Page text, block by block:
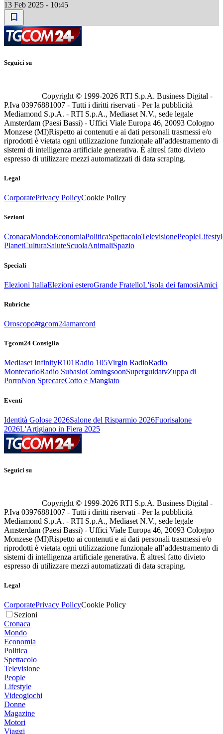
13 Feb 2025 - 10:45
Seguici su
Copyright © 1999-2026 RTI S.p.A. Business Digital -
P.Iva 03976881007 - Tutti i diritti riservati - Per la pubblicità
Mediamond S.p.A. - RTI S.p.A., Mediaset N.V., sede legale
Amsterdam (Paesi Bassi) - Uffici Viale Europa 46, 20093 Cologno
Monzese (MI)Rispetto ai contenuti e ai dati personali trasmessi e/o
riprodotti è vietata ogni utilizzazione funzionale all’addestramento di
sistemi di intelligenza artificiale generativa. È altresì fatto divieto
espresso di utilizzare mezzi automatizzati di data scraping.
Legal
CorporatePrivacy PolicyCookie Policy
Sezioni
CronacaMondoEconomiaPoliticaSpettacoloTelevisionePeople
PlanetCulturaSaluteScuolaAnimaliSpazio
Speciali
Elezioni ItaliaElezioni esteroGrande FratelloL'isola dei famosiAmici
Rubriche
Oroscopo#tgcom24amarcord
Tgcom24 Consiglia
Mediaset InfinityR101Radio 105Virgin RadioRadio
MontecarloRadio SubasioComingsoonSuperguidatvZuppa di
PorroNon SprecareCotto e Mangiato
Eventi
Identità Golose 2026Salone del Risparmio 2026Fuorisalone
2026L'Artigiano in Fiera 2025
Seguici su
Copyright © 1999-2026 RTI S.p.A. Business Digital -
P.Iva 03976881007 - Tutti i diritti riservati - Per la pubblicità
Mediamond S.p.A. - RTI S.p.A., Mediaset N.V., sede legale
Amsterdam (Paesi Bassi) - Uffici Viale Europa 46, 20093 Cologno
Monzese (MI)Rispetto ai contenuti e ai dati personali trasmessi e/o
riprodotti è vietata ogni utilizzazione funzionale all’addestramento di
sistemi di intelligenza artificiale generativa. È altresì fatto divieto
espresso di utilizzare mezzi automatizzati di data scraping.
Legal
CorporatePrivacy PolicyCookie Policy
Sezioni
Cronaca
Mondo
Economia
Politica
Spettacolo
Televisione
People
Lifestyle
Videogiochi
Donne
Magazine
Motori
Viaggi